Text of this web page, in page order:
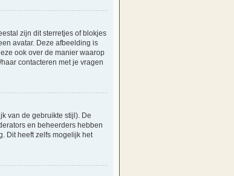
zijn dit sterretjes of blokjes
avatar. Deze afbeelding is
ook over de manier waarop
contacteren met je vragen
van de gebruikte stijl). De
en beheerders hebben
Dit heeft zelfs mogelijk het